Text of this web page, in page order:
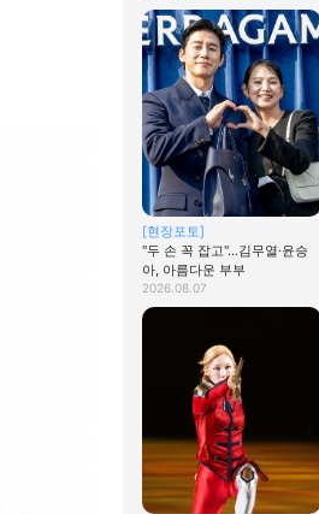
[현장포토]
"두 손 꼭 잡고"…김무열·윤승
아, 아름다운 부부
2026.08.07